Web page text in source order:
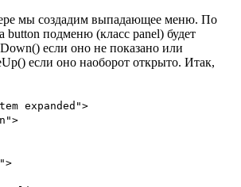
мы создадим выпадающее меню. По
button подменю (класс panel) будет
если оно не показано или
если оно наоборот открыто. Итак,
expanded">